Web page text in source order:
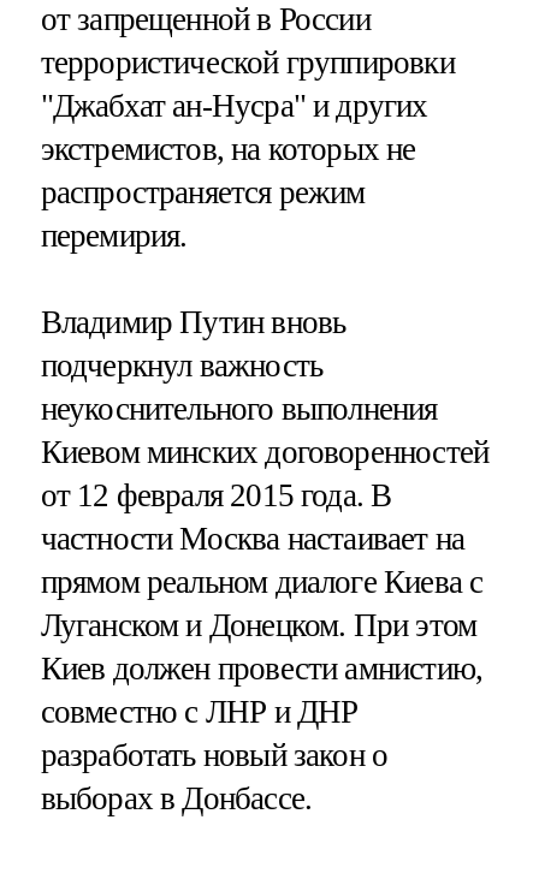
от запрещенной в России
террористической группировки
"Джабхат ан-Нусра" и других
экстремистов, на которых не
распространяется режим
перемирия.
Владимир Путин вновь
подчеркнул важность
неукоснительного выполнения
Киевом минских договоренностей
от 12 февраля 2015 года. В
частности Москва настаивает на
прямом реальном диалоге Киева с
Луганском и Донецком. При этом
Киев должен провести амнистию,
совместно с ЛНР и ДНР
разработать новый закон о
выборах в Донбассе.